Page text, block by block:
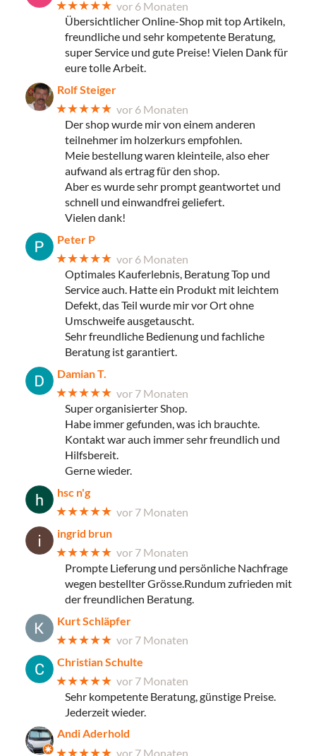
★★★★★ vor 6 Monaten
Übersichtlicher Online-Shop mit top Artikeln,
freundliche und sehr kompetente Beratung,
super Service und gute Preise! Vielen Dank für
eure tolle Arbeit.
Rolf Steiger
★★★★★ vor 6 Monaten
Der shop wurde mir von einem anderen
teilnehmer im holzerkurs empfohlen.
Meie bestellung waren kleinteile, also eher
aufwand als ertrag für den shop.
Aber es wurde sehr prompt geantwortet und
schnell und einwandfrei geliefert.
Vielen dank!
Peter P
★★★★★ vor 6 Monaten
Optimales Kauferlebnis, Beratung Top und
Service auch. Hatte ein Produkt mit leichtem
Defekt, das Teil wurde mir vor Ort ohne
Umschweife ausgetauscht.
Sehr freundliche Bedienung und fachliche
Beratung ist garantiert.
Damian T.
★★★★★ vor 7 Monaten
Super organisierter Shop.
Habe immer gefunden, was ich brauchte.
Kontakt war auch immer sehr freundlich und
Hilfsbereit.
Gerne wieder.
hsc n'g
★★★★★ vor 7 Monaten
ingrid brun
★★★★★ vor 7 Monaten
Prompte Lieferung und persönliche Nachfrage
wegen bestellter Grösse.Rundum zufrieden mit
der freundlichen Beratung.
Kurt Schläpfer
★★★★★ vor 7 Monaten
Christian Schulte
★★★★★ vor 7 Monaten
Sehr kompetente Beratung, günstige Preise.
Jederzeit wieder.
Andi Aderhold
★★★★★ vor 7 Monaten